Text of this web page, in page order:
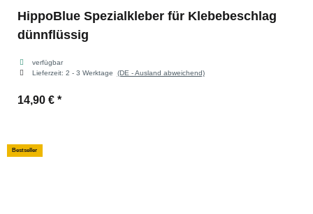
HippoBlue Spezialkleber für Klebebeschlag
dünnflüssig
verfügbar
Lieferzeit: 2 - 3 Werktage (DE - Ausland abweichend)
14,90 € *
Bestseller